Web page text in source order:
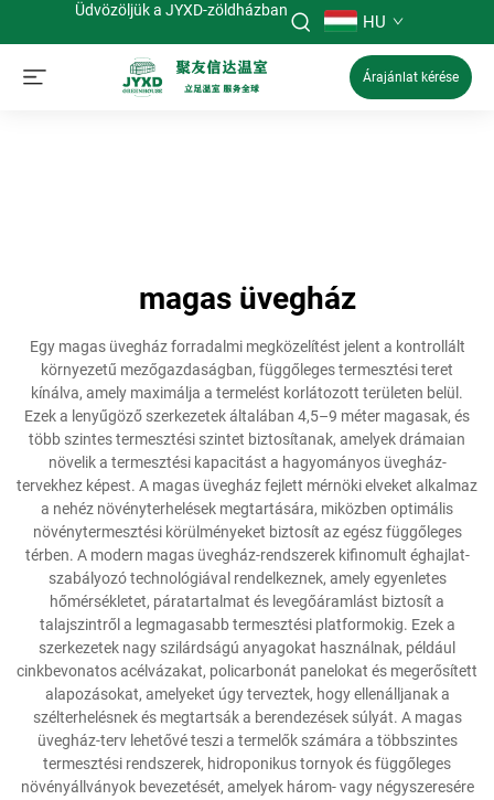
Üdvözöljük a JYXD-zöldházban
HU
Árajánlat kérése
magas üvegház
Egy magas üvegház forradalmi megközelítést jelent a kontrollált
környezetű mezőgazdaságban, függőleges termesztési teret
kínálva, amely maximálja a termelést korlátozott területen belül.
Ezek a lenyűgöző szerkezetek általában 4,5–9 méter magasak, és
több szintes termesztési szintet biztosítanak, amelyek drámaian
növelik a termesztési kapacitást a hagyományos üvegház-
tervekhez képest. A magas üvegház fejlett mérnöki elveket alkalmaz
a nehéz növényterhelések megtartására, miközben optimális
növénytermesztési körülményeket biztosít az egész függőleges
térben. A modern magas üvegház-rendszerek kifinomult éghajlat-
szabályozó technológiával rendelkeznek, amely egyenletes
hőmérsékletet, páratartalmat és levegőáramlást biztosít a
talajszintről a legmagasabb termesztési platformokig. Ezek a
szerkezetek nagy szilárdságú anyagokat használnak, például
cinkbevonatos acélvázakat, policarbonát panelokat és megerősített
alapozásokat, amelyeket úgy terveztek, hogy ellenálljanak a
szélterhelésnek és megtartsák a berendezések súlyát. A magas
üvegház-terv lehetővé teszi a termelők számára a többszintes
termesztési rendszerek, hidroponikus tornyok és függőleges
növényállványok bevezetését, amelyek három- vagy négyszeresére